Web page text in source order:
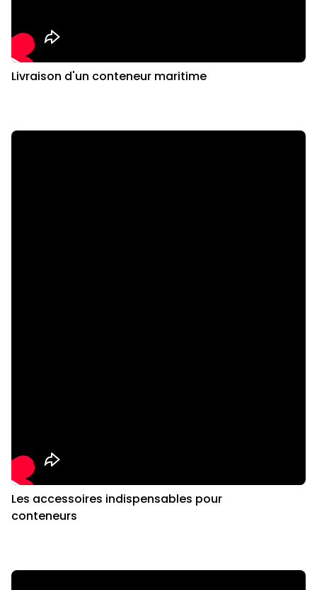
Livraison d'un conteneur maritime
Les accessoires indispensables pour
conteneurs